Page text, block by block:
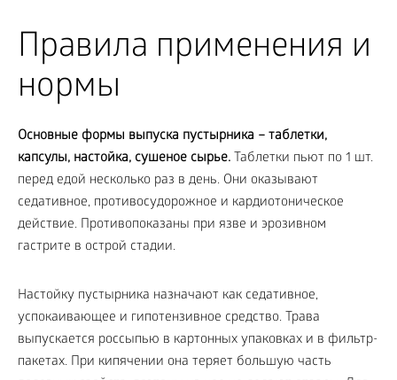
Правила применения и
нормы
Основные формы выпуска пустырника – таблетки,
капсулы, настойка, сушеное сырье. Таблетки пьют по 1 шт.
перед едой несколько раз в день. Они оказывают
седативное, противосудорожное и кардиотоническое
действие. Противопоказаны при язве и эрозивном
гастрите в острой стадии.
Настойку пустырника назначают как седативное,
успокаивающее и гипотензивное средство. Трава
выпускается россыпью в картонных упаковках и в фильтр-
пакетах. При кипячении она теряет большую часть